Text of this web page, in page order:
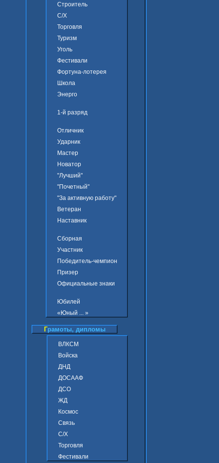
Строитель
С/Х
Торговля
Туризм
Уголь
Фестивали
Фортуна-лотерея
Школа
Энерго
1-й разряд
Отличник
Ударник
Мастер
Новатор
"Лучший"
"Почетный"
"За активную работу"
Ветеран
Наставник
Сборная
Участник
Победитель-чемпион
Призер
Официальные знаки
Юбилей
«Юный ... »
Грамоты, дипломы
ВЛКСМ
Войска
ДНД
ДОСААФ
ДСО
ЖД
Космос
Связь
С/Х
Торговля
Фестивали